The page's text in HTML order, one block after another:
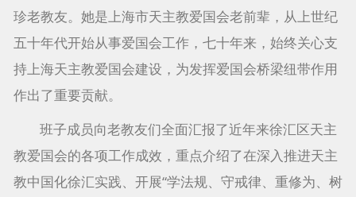
珍老教友。她是上海市天主教爱国会老前辈，从上世纪
五十年代开始从事爱国会工作，七十年来，始终关心支
持上海天主教爱国会建设，为发挥爱国会桥梁纽带作用
作出了重要贡献。
班子成员向老教友们全面汇报了近年来徐汇区天主
教爱国会的各项工作成效，重点介绍了在深入推进天主
教中国化徐汇实践、开展“学法规、守戒律、重修为、树